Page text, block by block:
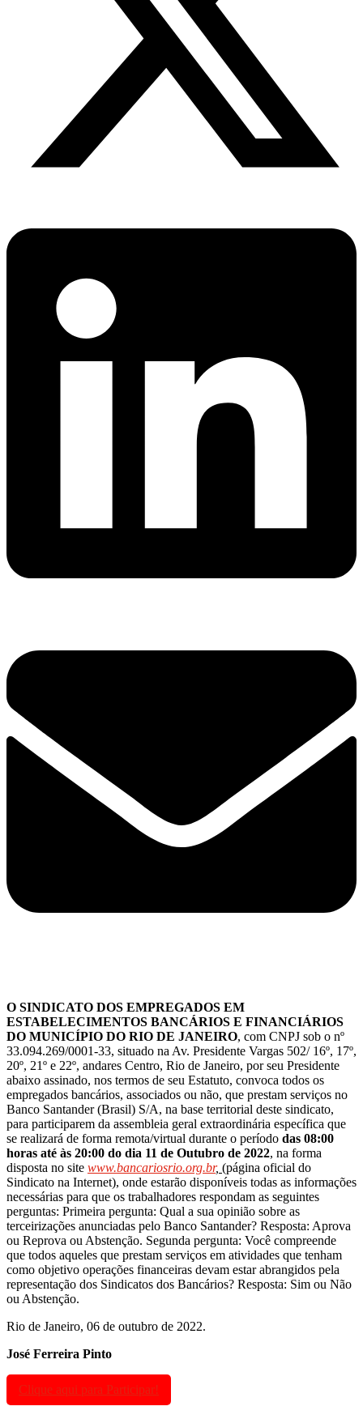
O SINDICATO DOS EMPREGADOS EM
ESTABELECIMENTOS BANCÁRIOS E FINANCIÁRIOS
DO MUNICÍPIO DO RIO DE JANEIRO, com CNPJ sob o nº
33.094.269/0001-33, situado na Av. Presidente Vargas 502/ 16º, 17º,
20º, 21º e 22º, andares Centro, Rio de Janeiro, por seu Presidente
abaixo assinado, nos termos de seu Estatuto, convoca todos os
empregados bancários, associados ou não, que prestam serviços no
Banco Santander (Brasil) S/A, na base territorial deste sindicato,
para participarem da assembleia geral extraordinária específica que
se realizará de forma remota/virtual durante o período das 08:00
horas até às 20:00 do dia 11 de Outubro de 2022, na forma
disposta no site www.bancariosrio.org.br, (página oficial do
Sindicato na Internet), onde estarão disponíveis todas as informações
necessárias para que os trabalhadores respondam as seguintes
perguntas: Primeira pergunta: Qual a sua opinião sobre as
terceirizações anunciadas pelo Banco Santander? Resposta: Aprova
ou Reprova ou Abstenção. Segunda pergunta: Você compreende
que todos aqueles que prestam serviços em atividades que tenham
como objetivo operações financeiras devam estar abrangidos pela
representação dos Sindicatos dos Bancários? Resposta: Sim ou Não
ou Abstenção.
Rio de Janeiro, 06 de outubro de 2022.
José Ferreira Pinto
Clique aqui para Participar!